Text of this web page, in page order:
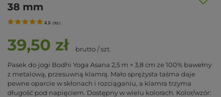
38 mm
4.9 (113 )
39,50 zł brutto/szt.
Pasek do jogi Bodhi Yoga Asana 2,5 m × 3,8 cm ze 100% bawełny
z metalową, przesuwną klamrą. Mało sprężysta taśma daje
pewne oparcie w skłonach i rozciąganiu, a klamra trzyma
długość pod napięciem. Dostępny w wielu kolorach. Kolor/wzór: